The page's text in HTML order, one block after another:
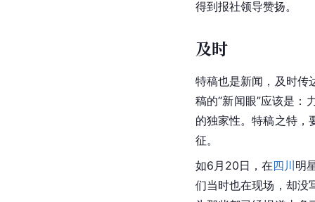
得到报社领导赞扬。
及时
特稿也是新闻，及时传
稿的“新闻眼”应该是：
的独家性。特稿之特，
征。
如6月20日，在四川 明
们当时也在现场，却没